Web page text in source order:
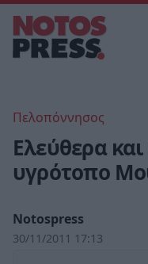
Πελοπόννησος
Ελεύθερα
υγρότοπο
Notospress
30/11/2011 17:13